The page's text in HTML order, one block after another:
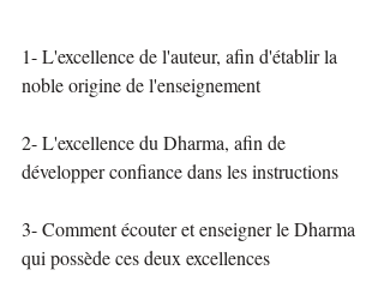
1- L'excellence de l'auteur, afin d'établir la
noble origine de l'enseignement
2- L'excellence du Dharma, afin de
développer confiance dans les instructions
3- Comment écouter et enseigner le Dharma
qui possède ces deux excellences